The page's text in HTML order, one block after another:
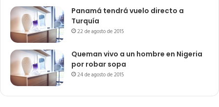
Panamá tendrá vuelo directo a
Turquía
22 de agosto de 2015
Queman vivo a un hombre en Nigeria
por robar sopa
24 de agosto de 2015